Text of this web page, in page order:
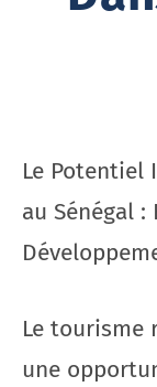
Le Potentiel
au Sénégal
Le tourisme
une